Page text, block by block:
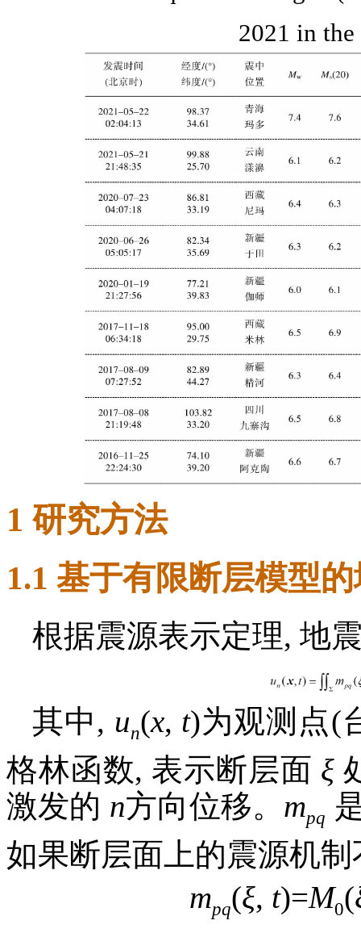
2021 in
1 研究方法
1.1 基于有限断层模型
根据震源表示定理, 地
其中, un(x, t)为观测点(
格林函数, 表示断层面 ξ
激发的 n方向位移。 mpq
如果断层面上的震源机
mpq(ξ, t)=M0(